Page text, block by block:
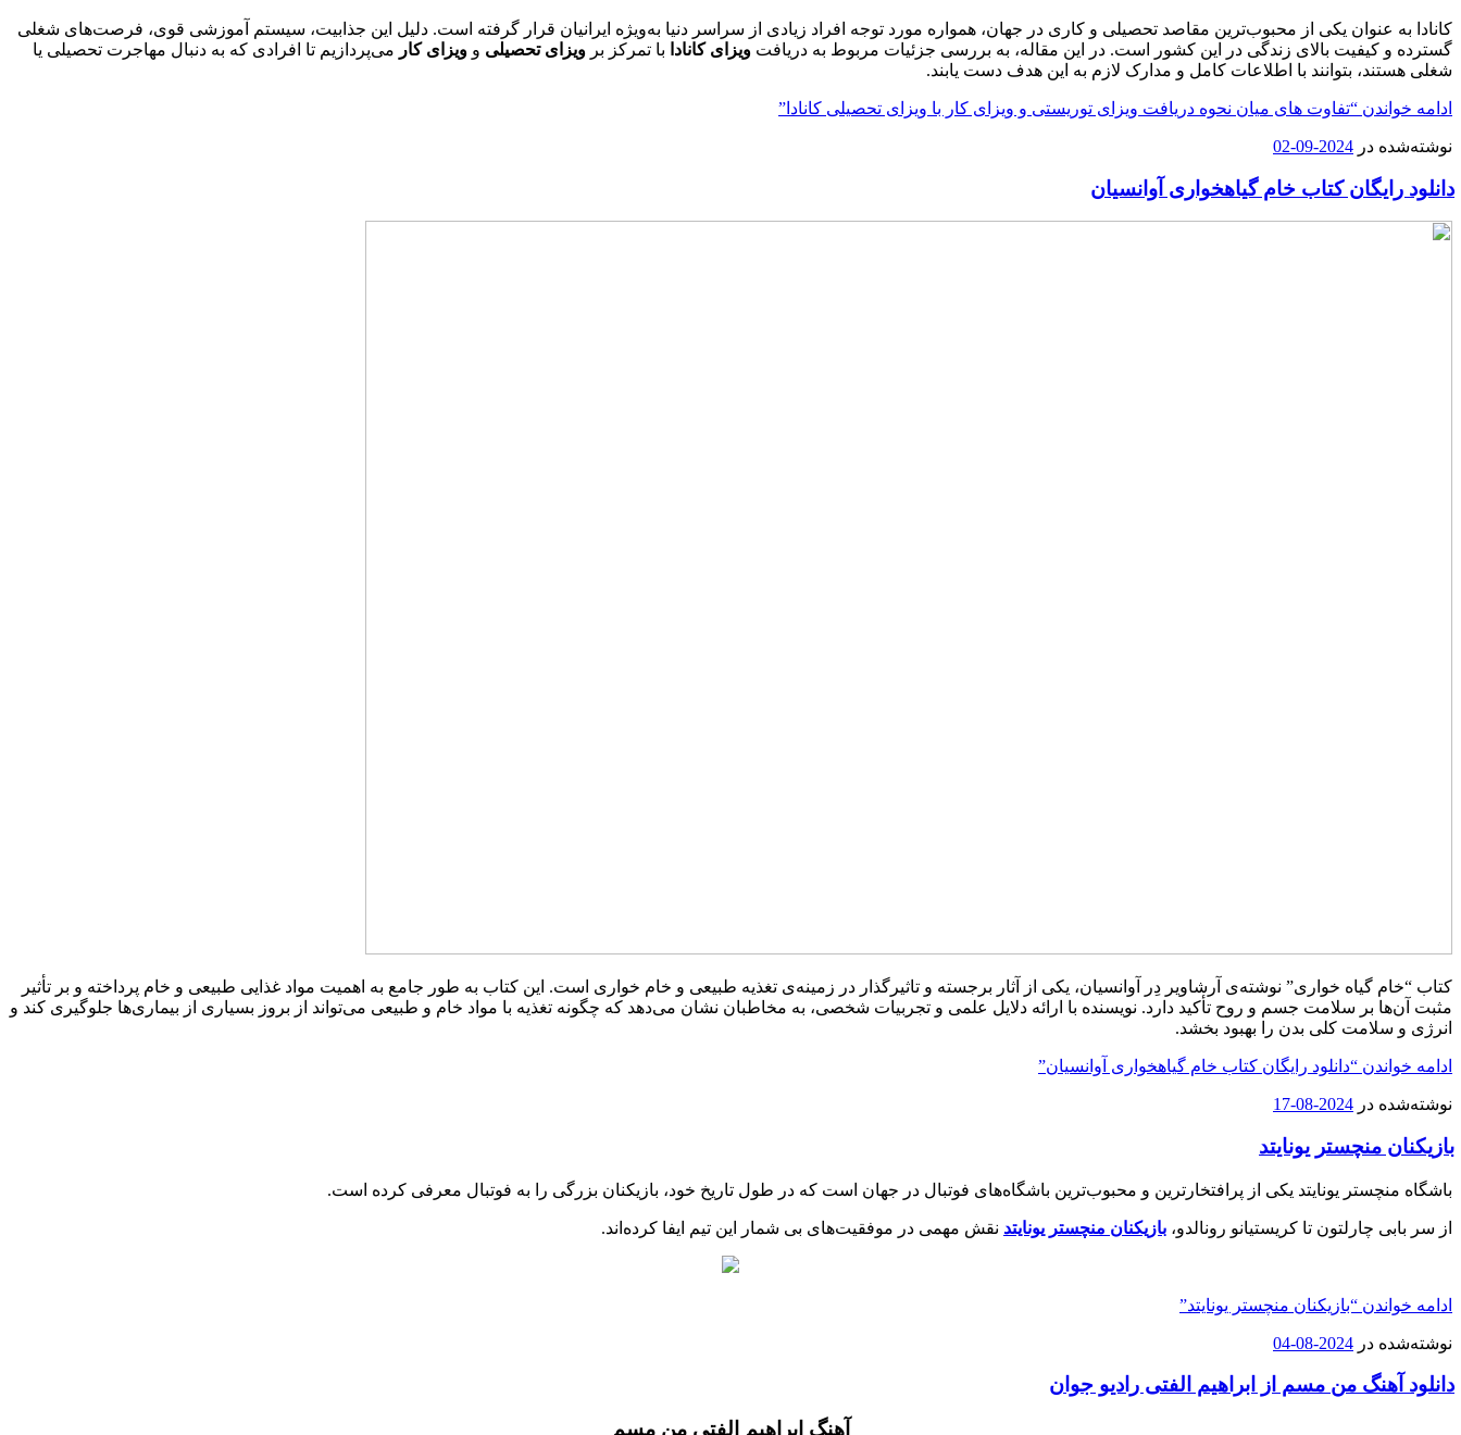
کانادا به عنوان یکی از محبوب‌ترین مقاصد تحصیلی و کاری در جهان، همواره مورد توجه افراد زیادی از سراسر دنیا به‌ویژه ایرانیان قرار گرفته است. دلیل این جذابیت، سیستم آموزشی قوی، فرصت‌های شغلی
گسترده و کیفیت بالای زندگی در این کشور است. در این مقاله، به بررسی جزئیات مربوط به دریافت ویزای کانادا با تمرکز بر ویزای تحصیلی و ویزای کار می‌پردازیم تا افرادی که به دنبال مهاجرت تحصیلی یا
شغلی هستند، بتوانند با اطلاعات کامل و مدارک لازم به این هدف دست یابند.
ادامه خواندن “تفاوت های میان نحوه دریافت ویزای توریستی و ویزای کار با ویزای تحصیلی کانادا”
نوشته‌شده در 2024-09-02
دانلود رایگان کتاب خام گیاهخواری آوانسیان
کتاب “خام گیاه‌ خواری” نوشته‌ی آرشاویر دِر آوانسیان، یکی از آثار برجسته و تاثیرگذار در زمینه‌ی تغذیه طبیعی و خام‌ خواری است. این کتاب به طور جامع به اهمیت مواد غذایی طبیعی و خام پرداخته و بر تأثیر
مثبت آن‌ها بر سلامت جسم و روح تأکید دارد. نویسنده با ارائه‌ دلایل علمی و تجربیات شخصی، به مخاطبان نشان می‌دهد که چگونه تغذیه با مواد خام و طبیعی می‌تواند از بروز بسیاری از بیماری‌ها جلوگیری کند و
انرژی و سلامت کلی بدن را بهبود بخشد.
ادامه خواندن “دانلود رایگان کتاب خام گیاهخواری آوانسیان”
نوشته‌شده در 2024-08-17
بازیکنان منچستر یونایتد
باشگاه منچستر یونایتد یکی از پرافتخارترین و محبوب‌ترین باشگاه‌های فوتبال در جهان است که در طول تاریخ خود، بازیکنان بزرگی را به فوتبال معرفی کرده است.
از سر بابی چارلتون تا کریستیانو رونالدو، بازیکنان منچستر یونایتد نقش مهمی در موفقیت‌های بی ‌شمار این تیم ایفا کرده‌اند.
ادامه خواندن “بازیکنان منچستر یونایتد”
نوشته‌شده در 2024-08-04
دانلود آهنگ من مسم از ابراهیم الفتی رادیو جوان
آهنگ ابراهیم الفتی من مسم